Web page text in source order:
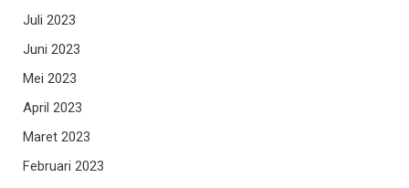
Juli 2023
Juni 2023
Mei 2023
April 2023
Maret 2023
Februari 2023